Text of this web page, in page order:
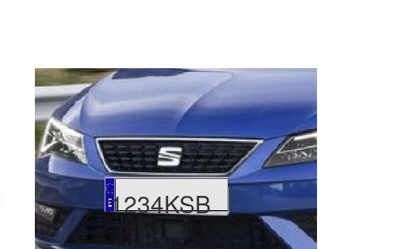
1234KSB